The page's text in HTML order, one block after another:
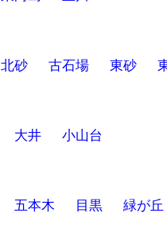
北砂 古石場 東砂
大井 小山台
五本木 目黒 緑が丘